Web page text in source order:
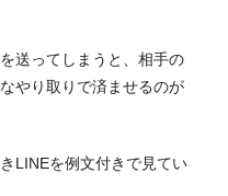
送ってしまうと、相手の
やり取りで済ませるのが
LINEを例文付きで見てい